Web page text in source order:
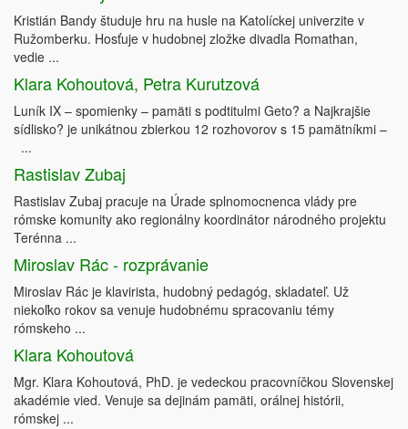
Kristián Bandy študuje hru na husle na Katolíckej univerzite v
Ružomberku. Hosťuje v hudobnej zložke divadla Romathan,
vedie ...
Klara Kohoutová, Petra Kurutzová
Luník IX – spomienky – pamäti s podtitulmi Geto? a Najkrajšie
sídlisko? je unikátnou zbierkou 12 rozhovorov s 15 pamätníkmi –
...
Rastislav Zubaj
Rastislav Zubaj pracuje na Úrade splnomocnenca vlády pre
rómske komunity ako regionálny koordinátor národného projektu
Terénna ...
Miroslav Rác - rozprávanie
Miroslav Rác je klavirista, hudobný pedagóg, skladateľ. Už
niekoľko rokov sa venuje hudobnému spracovaniu témy
rómskeho ...
Klara Kohoutová
Mgr. Klara Kohoutová, PhD. je vedeckou pracovníčkou Slovenskej
akadémie vied. Venuje sa dejinám pamäti, orálnej histórii,
rómskej ...